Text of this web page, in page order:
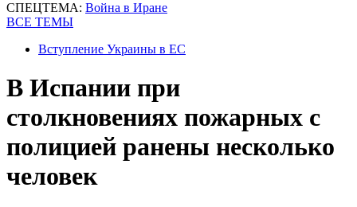
СПЕЦТЕМА: Война в Иране
ВСЕ ТЕМЫ
Вступление Украины в ЕС
В Испании при
столкновениях пожарных с
полицией ранены несколько
человек